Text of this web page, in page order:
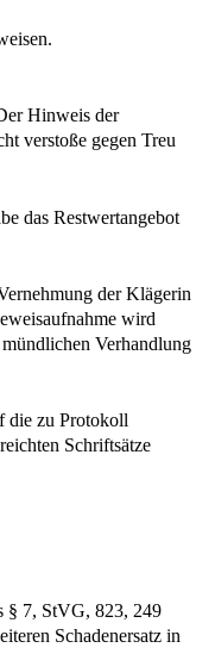
Hinweis der
verstoße gegen Treu
das Restwertangebot
der Klägerin
wird
Verhandlung
die zu Protokoll
Schriftsätze
§ 7, StVG, 823, 249
Schadenersatz in